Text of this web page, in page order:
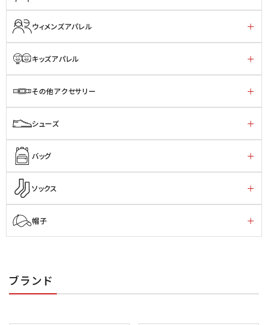
ウィメンズアパレル
キッズアパレル
その他アクセサリー
シューズ
バッグ
ソックス
帽子
ブランド